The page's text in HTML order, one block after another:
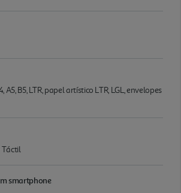
B5, LTR, papel artístico LTR, LGL, envelopes
Táctil
smartphone